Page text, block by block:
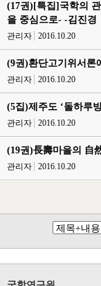
(17권)[특집]국학의
을 중심으로- -김진경
관리자 2016.10.20
(9권)환단고기위서론
관리자 2016.10.20
(5집)제주도 ‘돌하루
관리자 2016.10.20
(19권)長壽마을의 自
관리자 2016.10.20